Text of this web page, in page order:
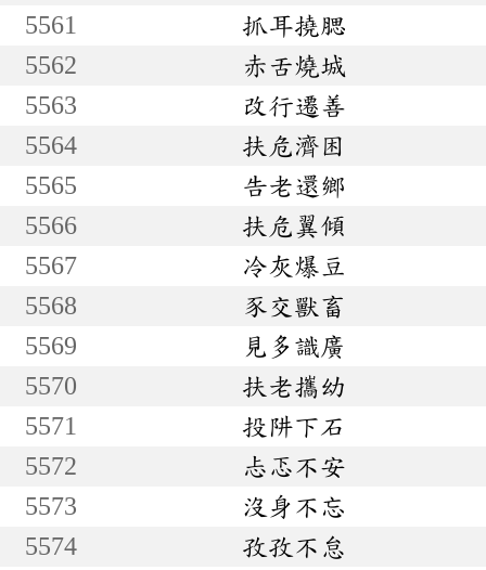
5561
抓耳撓腮
5562
赤舌燒城
5563
改行遷善
5564
扶危濟困
5565
告老還鄉
5566
扶危翼傾
5567
冷灰爆豆
5568
豕交獸畜
5569
見多識廣
5570
扶老攜幼
5571
投阱下石
5572
忐忑不安
5573
沒身不忘
5574
孜孜不怠